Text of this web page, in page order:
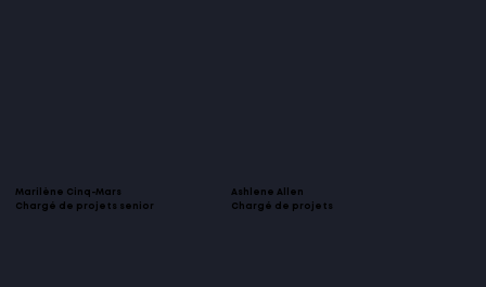
Marilène Cinq-Mars
Chargé de projets senior
Ashlene Allen
Chargé de projets